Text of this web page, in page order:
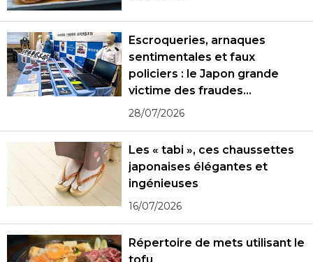
Escroqueries, arnaques
sentimentales et faux
policiers : le Japon grande
victime des fraudes
spécialisées
28/07/2026
Les « tabi », ces chaussettes
japonaises élégantes et
ingénieuses
16/07/2026
Répertoire de mets utilisant le